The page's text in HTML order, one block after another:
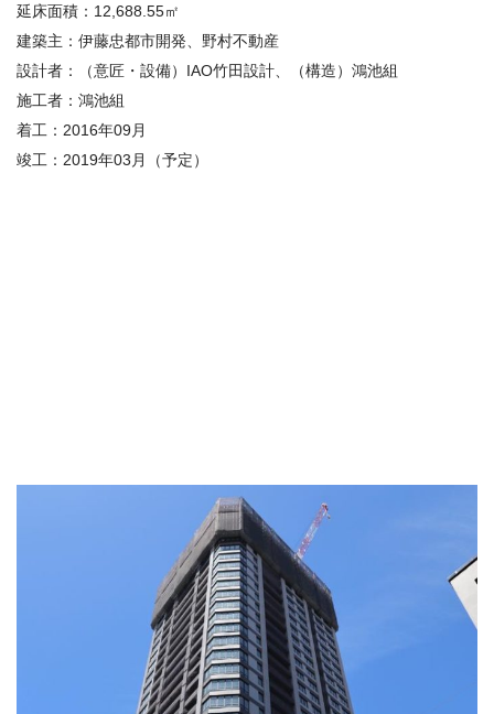
延床面積： 12,688.55㎡
建築主：伊藤忠都市開発、野村不動産
設計者：（意匠・設備） IAO竹田設計、（構造）鴻池組
施工者：鴻池組
着工： 2016年09 月
竣工： 2019年03 月（予定）